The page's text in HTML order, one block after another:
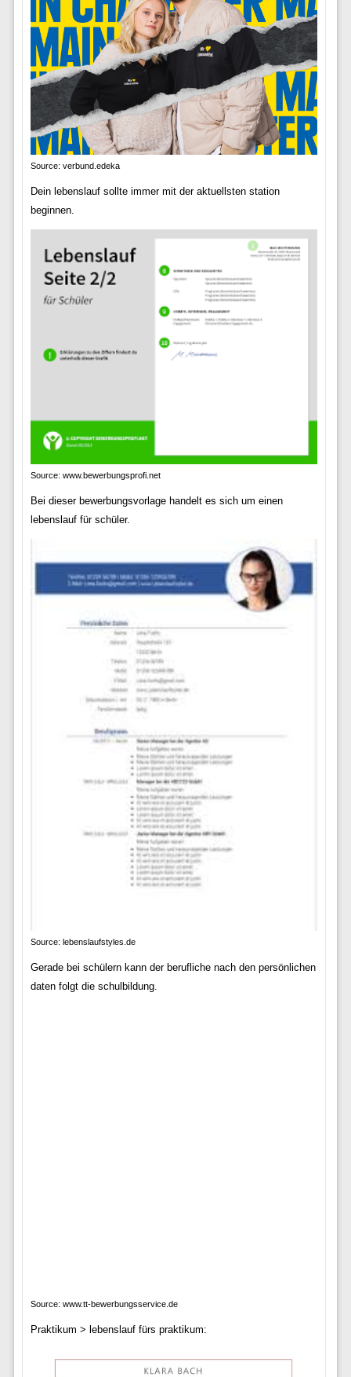
Source: verbund.edeka
Dein lebenslauf sollte immer mit der aktuellsten station
beginnen.
Source: www.bewerbungsprofi.net
Bei dieser bewerbungsvorlage handelt es sich um einen
lebenslauf für schüler.
Source: lebenslaufstyles.de
Gerade bei schülern kann der berufliche nach den persönlichen
daten folgt die schulbildung.
Source: www.tt-bewerbungsservice.de
Praktikum > lebenslauf fürs praktikum: